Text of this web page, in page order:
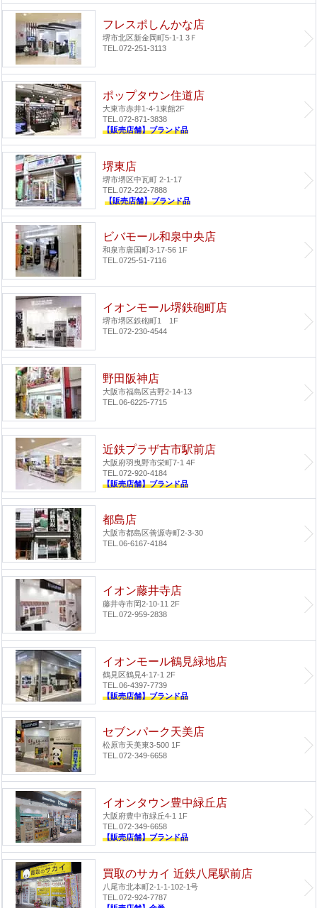
フレスポしんかな店
堺市北区新金岡町5-1-1 3Ｆ
TEL.072-251-3113
ポップタウン住道店
大東市赤井1-4-1東館2F
TEL.072-871-3838
【販売店舗】ブランド品
堺東店
堺市堺区中瓦町 2-1-17
TEL.072-222-7888
【販売店舗】ブランド品
ビバモール和泉中央店
和泉市唐国町3-17-56 1F
TEL.0725-51-7116
イオンモール堺鉄砲町店
堺市堺区鉄砲町1 1F
TEL.072-230-4544
野田阪神店
大阪市福島区吉野2-14-13
TEL.06-6225-7715
近鉄プラザ古市駅前店
大阪府羽曳野市栄町7-1 4F
TEL.072-920-4184
【販売店舗】ブランド品
都島店
大阪市都島区善源寺町2-3-30
TEL.06-6167-4184
イオン藤井寺店
藤井寺市岡2-10-11 2F
TEL.072-959-2838
イオンモール鶴見緑地店
鶴見区鶴見4-17-1 2F
TEL.06-4397-7739
【販売店舗】ブランド品
セブンパーク天美店
松原市天美東3-500 1F
TEL.072-349-6658
イオンタウン豊中緑丘店
大阪府豊中市緑丘4-1 1F
TEL.072-349-6658
【販売店舗】ブランド品
買取のサカイ 近鉄八尾駅前店
八尾市北本町2-1-1-102-1号
TEL.072-924-7787